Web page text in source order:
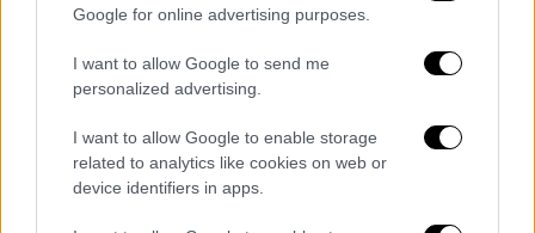
Google for online advertising purposes.
I want to allow Google to send me
personalized advertising.
I want to allow Google to enable storage
related to analytics like cookies on web or
device identifiers in apps.
Πολιτική|05.12.2018 17:36
Ο Λαφαζάνης με κίτρινο γιλέκο έξω από
τη Γαλλική πρεσβεία (pics)